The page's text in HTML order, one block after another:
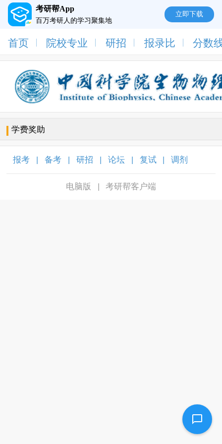
考研帮App
百万考研人的学习聚集地
立即下载
首页 院校专业 研招 报录比 分数
学费奖助
报考 备考 研招 论坛 复试 调剂
电脑版 考研帮客户端